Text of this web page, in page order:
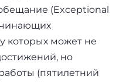
(Exceptional
которых может не
но
(пятилетний